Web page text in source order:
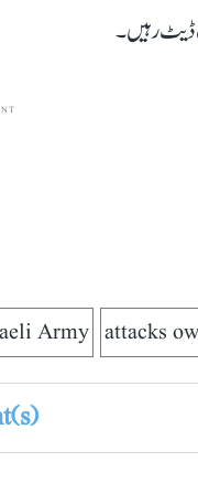
ڈیٹ رہیں۔
attacks
Army